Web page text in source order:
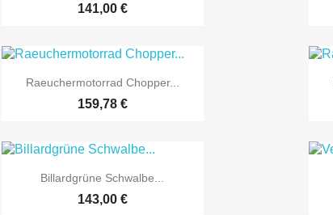
141,00 €
 Vorschau
Raeuchermotorrad Chopper...
159,78 €
 Vorschau
Billardgrüne Schwalbe...
143,00 €